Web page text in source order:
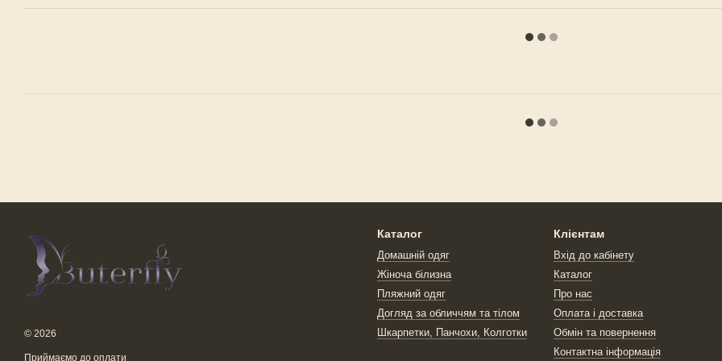
© 2026
Приймаємо до оплати
Каталог
Домашній одяг
Жіноча білизна
Пляжний одяг
Догляд за обличчям та тілом
Шкарпетки, Панчохи, Колготки
Клієнтам
Вхід до кабінету
Каталог
Про нас
Оплата і доставка
Обмін та повернення
Контактна інформація